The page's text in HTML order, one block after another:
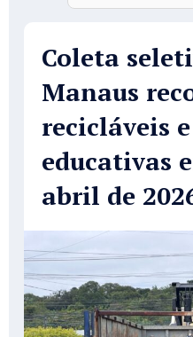
Coleta
Manaus
recicláveis
educativas
abril de